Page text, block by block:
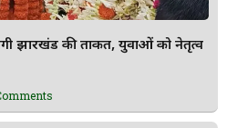
झारखंड की ताकत, युवाओं को नेतृत्व